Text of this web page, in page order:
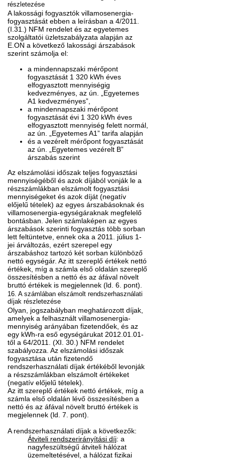
részletezése
A lakossági fogyasztók villamosenergia-
fogyasztását ebben a leírásban a 4/2011.
(I.31.) NFM rendelet és az egyetemes
szolgáltatói üzletszabályzata alapján az
E.ON a következő lakossági árszabások
szerint számolja el:
a mindennapszaki mérőpont
fogyasztását 1 320 kWh éves
elfogyasztott mennyiségig
kedvezményes, az ún. „Egyetemes
A1 kedvezményes”,
a mindennapszaki mérőpont
fogyasztását évi 1 320 kWh éves
elfogyasztott mennyiség felett normál,
az ún. „Egyetemes A1” tarifa alapján
és a vezérelt mérőpont fogyasztását
az ún. „Egyetemes vezérelt B”
árszabás szerint
Az elszámolási időszak teljes fogyasztási
mennyiségéből és azok díjából vonják le a
részszámlákban elszámolt fogyasztási
mennyiségeket és azok díját (negatív
előjelű tételek) az egyes árszabásoknak és
villamosenergia-egységáraknak megfelelő
bontásban. Jelen számlaképen az egyes
árszabások szerinti fogyasztás több sorban
lett feltüntetve, ennek oka a 2011. július 1-
jei árváltozás, ezért szerepel egy
árszabáshoz tartozó két sorban különböző
nettó egységár. Az itt szereplő értékek nettó
értékek, míg a számla első oldalán szereplő
összesítésben a nettó és az áfával növelt
bruttó értékek is megjelennek (ld. 6. pont).
16. A számlában elszámolt rendszerhasználati
díjak részletezése
Olyan, jogszabályban meghatározott díjak,
amelyek a felhasznált villamosenergia-
mennyiség arányában fizetendőek, és az
egy kWh-ra eső egységárukat 2012.01.01-
től a 64/2011. (XI. 30.) NFM rendelet
szabályozza. Az elszámolási időszak
fogyasztása után fizetendő
rendszerhasználati díjak értékéből levonják
a részszámlákban elszámolt értékeket
(negatív előjelű tételek).
Az itt szereplő értékek nettó értékek, míg a
számla első oldalán lévő összesítésben a
nettó és az áfával növelt bruttó értékek is
megjelennek (ld. 7. pont).
A rendszerhasználati díjak a következők:
Átviteli rendszerirányítási díj: a
nagyfeszültségű átviteli hálózat
üzemeltetésével, a hálózat fizikai